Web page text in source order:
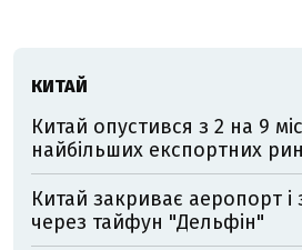
КИТАЙ
Китай опустився з 2 на 9
найбільших експортних
Китай закриває аеропорт і
через тайфун "Дельфін"